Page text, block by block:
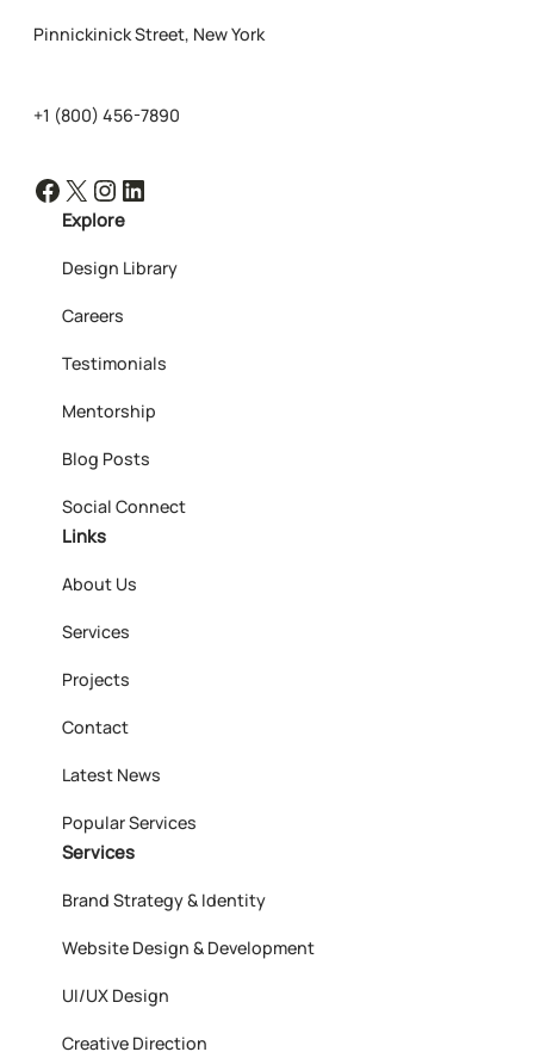
Pinnickinick Street, New York
+1 (800) 456-7890
Facebook X Instagram LinkedIn
Explore
Design Library
Careers
Testimonials
Mentorship
Blog Posts
Social Connect
Links
About Us
Services
Projects
Contact
Latest News
Popular Services
Services
Brand Strategy & Identity
Website Design & Development
UI/UX Design
Creative Direction